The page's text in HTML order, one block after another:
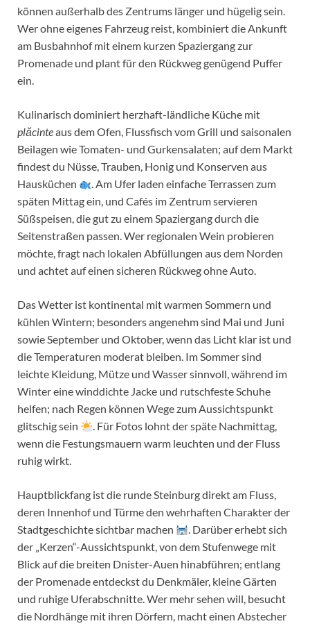
können außerhalb des Zentrums länger und hügelig sein.
Wer ohne eigenes Fahrzeug reist, kombiniert die Ankunft
am Busbahnhof mit einem kurzen Spaziergang zur
Promenade und plant für den Rückweg genügend Puffer
ein.
Kulinarisch dominiert herzhaft-ländliche Küche mit
plăcinteaus dem Ofen, Flussfisch vom Grill und saisonalen
Beilagen wie Tomaten- und Gurkensalaten; auf dem Markt
findest du Nüsse, Trauben, Honig und Konserven aus
Hausküchen
. Am Ufer laden einfache Terrassen zum
späten Mittag ein, und Cafés im Zentrum servieren
Süßspeisen, die gut zu einem Spaziergang durch die
Seitenstraßen passen. Wer regionalen Wein probieren
möchte, fragt nach lokalen Abfüllungen aus dem Norden
und achtet auf einen sicheren Rückweg ohne Auto.
Das Wetter ist kontinental mit warmen Sommern und
kühlen Wintern; besonders angenehm sind Mai und Juni
sowie September und Oktober, wenn das Licht klar ist und
die Temperaturen moderat bleiben. Im Sommer sind
leichte Kleidung, Mütze und Wasser sinnvoll, während im
Winter eine winddichte Jacke und rutschfeste Schuhe
helfen; nach Regen können Wege zum Aussichtspunkt
glitschig sein
. Für Fotos lohnt der späte Nachmittag,
wenn die Festungsmauern warm leuchten und der Fluss
ruhig wirkt.
Hauptblickfang ist die runde Steinburg direkt am Fluss,
deren Innenhof und Türme den wehrhaften Charakter der
Stadtgeschichte sichtbar machen
. Darüber erhebt sich
der „Kerzen“-Aussichtspunkt, von dem Stufenwege mit
Blick auf die breiten Dnister-Auen hinabführen; entlang
der Promenade entdeckst du Denkmäler, kleine Gärten
und ruhige Uferabschnitte. Wer mehr sehen will, besucht
die Nordhänge mit ihren Dörfern, macht einen Abstecher